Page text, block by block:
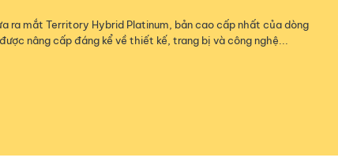
ra mắt Territory Hybrid Platinum, bản cao cấp nhất của dòng
nâng cấp đáng kể về thiết kế, trang bị và công nghệ...